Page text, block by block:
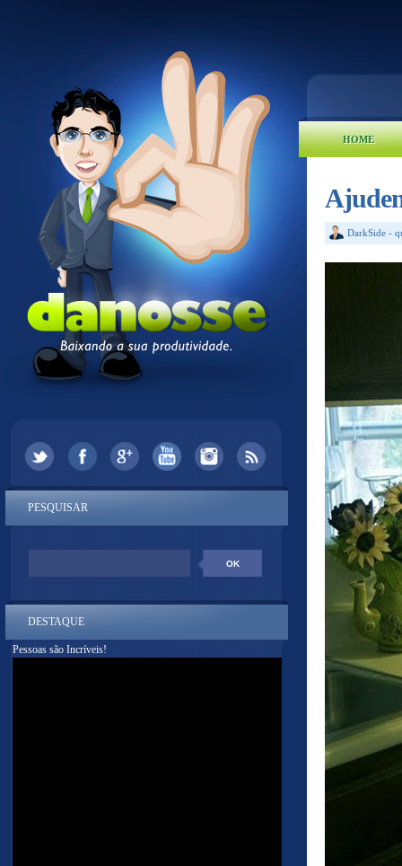
HOME
DarkSide -
PESQUISAR
DESTAQUE
Pessoas são Incríveis!